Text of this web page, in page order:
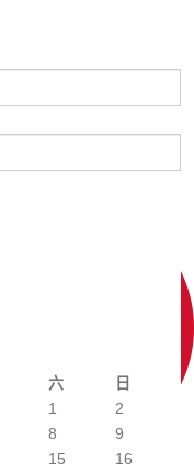
六 日
1
2
8
9
15
16